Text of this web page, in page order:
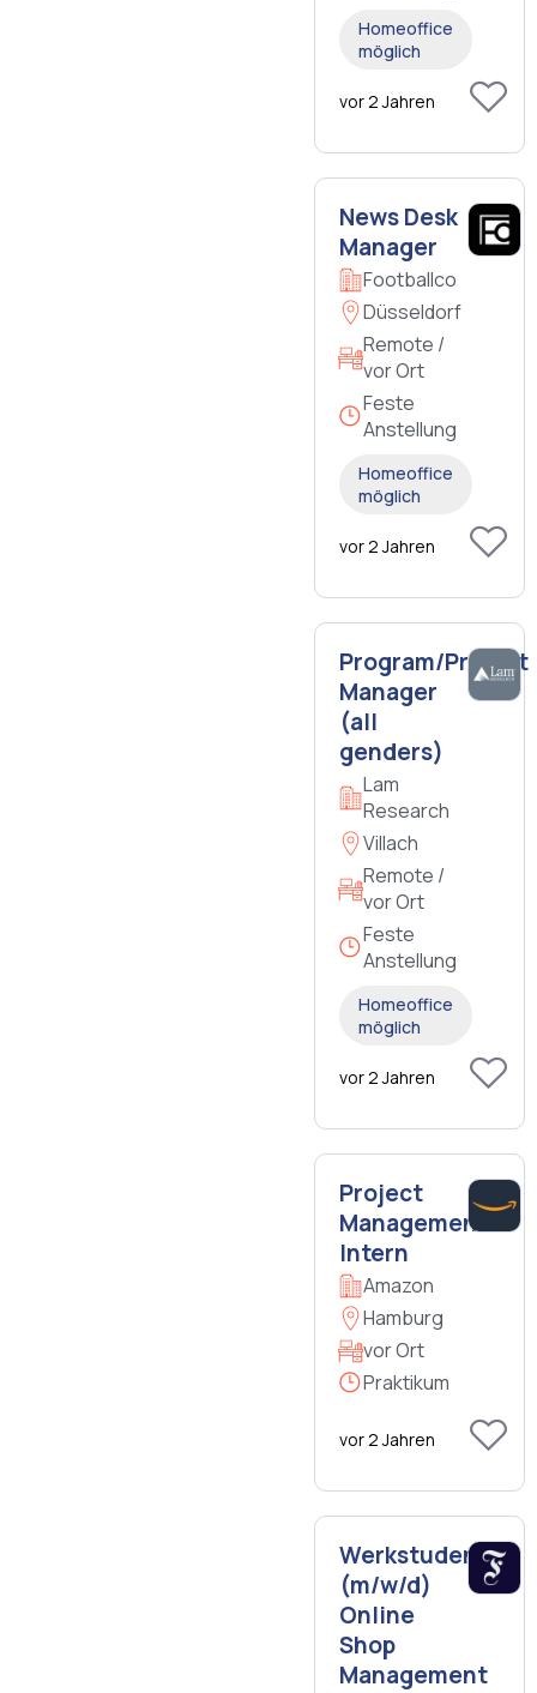
Homeoffice
möglich
vor 2 Jahren
News Desk
Manager
Footballco
Düsseldorf
Remote /
vor Ort
Feste
Anstellung
Homeoffice
möglich
vor 2 Jahren
Program/Project
Manager
(all
genders)
Lam
Research
Villach
Remote /
vor Ort
Feste
Anstellung
Homeoffice
möglich
vor 2 Jahren
Project
Management
Intern
Amazon
Hamburg
vor Ort
Praktikum
vor 2 Jahren
Werkstudent
(m/w/d)
Online
Shop
Management